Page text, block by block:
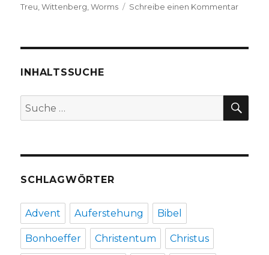
Treu,Wittenberg,Worms Schreibe einen Kommentarzu
von
INHALTSSUCHE
Suche
nach:
SCHLAGWÖRTER
Advent Auferstehung Bibel
Bonhoeffer Christentum Christus